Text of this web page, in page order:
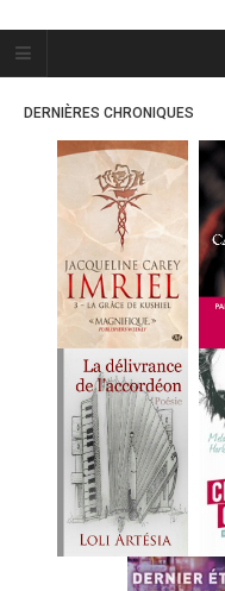
Plume Bleue
« Les mots sont les
« Les mots sont les passants
mystérieux de l’âme. »
ACCUEIL
LES PLUMES
MES FUTURES
LECTURES
MES CRITIQUES
MES ARTICLES
MARION
MES FUTURES
LECTURES
DERNIÈRES CHRONIQUES